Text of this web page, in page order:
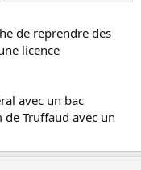
de reprendre des
licence
avec un bac
Truffaud avec un